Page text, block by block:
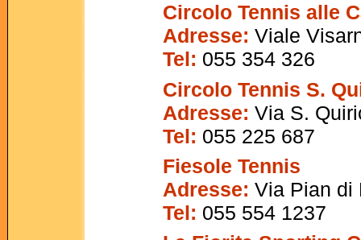
Circolo Tennis alle
Adresse: Viale
Tel: 055 354 326
Circolo Tennis S.
Adresse: Via S.
Tel: 055 225 687
Fiesole Tennis
Adresse: Via Pian di
Tel: 055 554 1237